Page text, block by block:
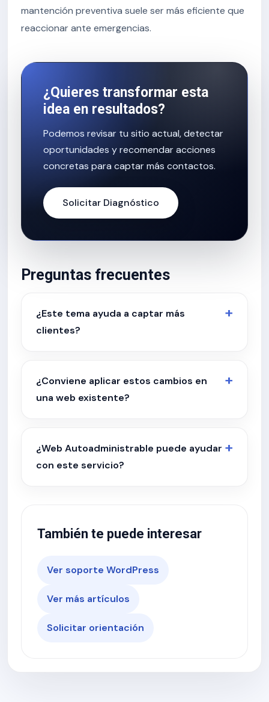
mantención preventiva suele ser más eficiente que
reaccionar ante emergencias.
¿Quieres transformar esta
idea en resultados?
Podemos revisar tu sitio actual, detectar
oportunidades y recomendar acciones
concretas para captar más contactos.
Solicitar Diagnóstico
Preguntas frecuentes
¿Este tema ayuda a captar más
clientes?
¿Conviene aplicar estos cambios en
una web existente?
¿Web Autoadministrable puede ayudar
con este servicio?
También te puede interesar
Ver soporte WordPress
Ver más artículos
Solicitar orientación